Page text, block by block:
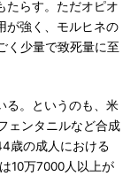
たらす。ただオピオ
が強く、モルヒネの
く少量で致死量に至
る。というのも、米
ェンタニルなど合成
歳の成人における
10万7000人以上が